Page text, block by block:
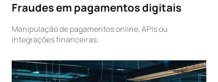
Fraudes em pagamentos digitais
Manipulação de pagamentos online, APIs ou
integrações financeiras.